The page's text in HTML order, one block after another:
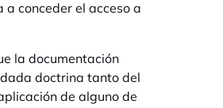
a conceder el acceso a
la documentación
doctrina tanto del
de alguno de